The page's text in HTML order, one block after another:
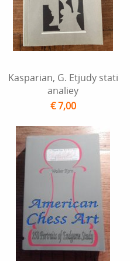
Kasparian, G. Etjudy stati
analiey
€ 7,00